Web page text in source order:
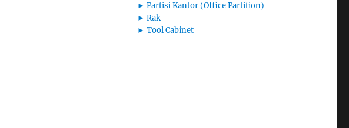
► Partisi Kantor (Office Partition)
► Rak
► Tool Cabinet